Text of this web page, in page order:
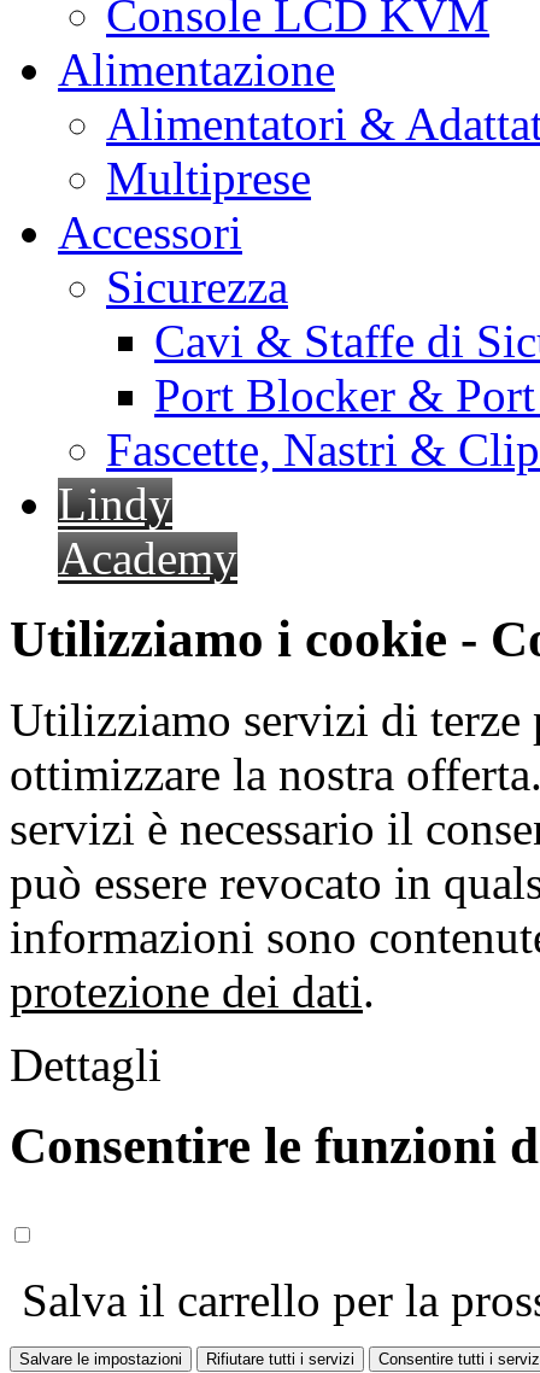
Console LCD KVM
Alimentazione
Alimentatori &
Multiprese
Accessori
Sicurezza
Cavi & Staffe di
Port Blocker &
Fascette, Nastri &
Lindy
Academy
Utilizziamo i cookie -
Utilizziamo servizi di terze
ottimizzare la nostra
servizi è necessario il
può essere revocato in
informazioni sono
protezione dei dati.
Dettagli
Consentire le funzioni
Salva il carrello per la
Salvare le impostazioni Rifiutare tutti i servizi Consentire tutti i